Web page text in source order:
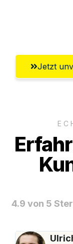
Jetzt
4.9 von 5